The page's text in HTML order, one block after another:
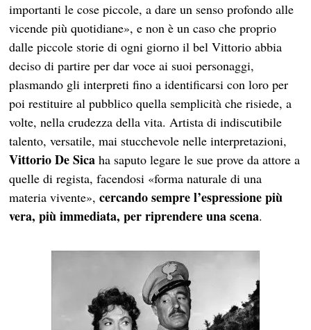
importanti le cose piccole, a dare un senso profondo alle
vicende più quotidiane», e non è un caso che proprio
dalle piccole storie di ogni giorno il bel Vittorio abbia
deciso di partire per dar voce ai suoi personaggi,
plasmando gli interpreti fino a identificarsi con loro per
poi restituire al pubblico quella semplicità che risiede, a
volte, nella crudezza della vita. Artista di indiscutibile
talento, versatile, mai stucchevole nelle interpretazioni,
Vittorio De Sicaha saputo legare le sue prove da attore a
quelle di regista, facendosi «forma naturale di una
materia vivente»,cercando sempre l’espressione più
vera, più immediata, per riprendere una scena.